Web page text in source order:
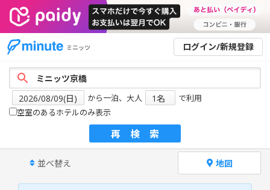
ミニッツ ログイン/新規登録
から一泊、大人
で利用
空室のあるホテルのみ表示
再検索
並べ替え 地図